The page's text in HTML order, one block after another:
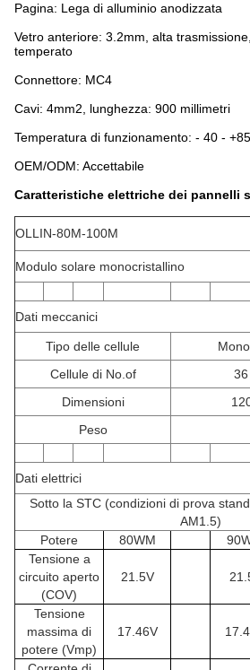
Pagina: Lega di alluminio anodizzata
Vetro anteriore: 3.2mm, alta
temperato
Connettore: MC4
Cavi: 4mm2, lunghezza: 900 millimetri
Temperatura di funzionamento: - 40 - +85
OEM/ODM: Accettabile
Caratteristiche elettriche dei pannelli
OLLIN-80M-100M
Modulo solare monocristallino
Dati meccanici
Tipo delle cellule
Cellule di No.of
Dimensioni
Peso
Dati elettrici
Sotto la STC (condizioni di prova
AM1.5)
Potere
80WM
Tensione a
circuito aperto
(COV)
21.5V
Tensione
massima di
potere (Vmp)
17.46V